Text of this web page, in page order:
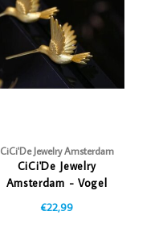
CiCi'De Jewelry Amsterdam
CiCi'De Jewelry
Amsterdam - Vogel
Oorbellen
€22,99